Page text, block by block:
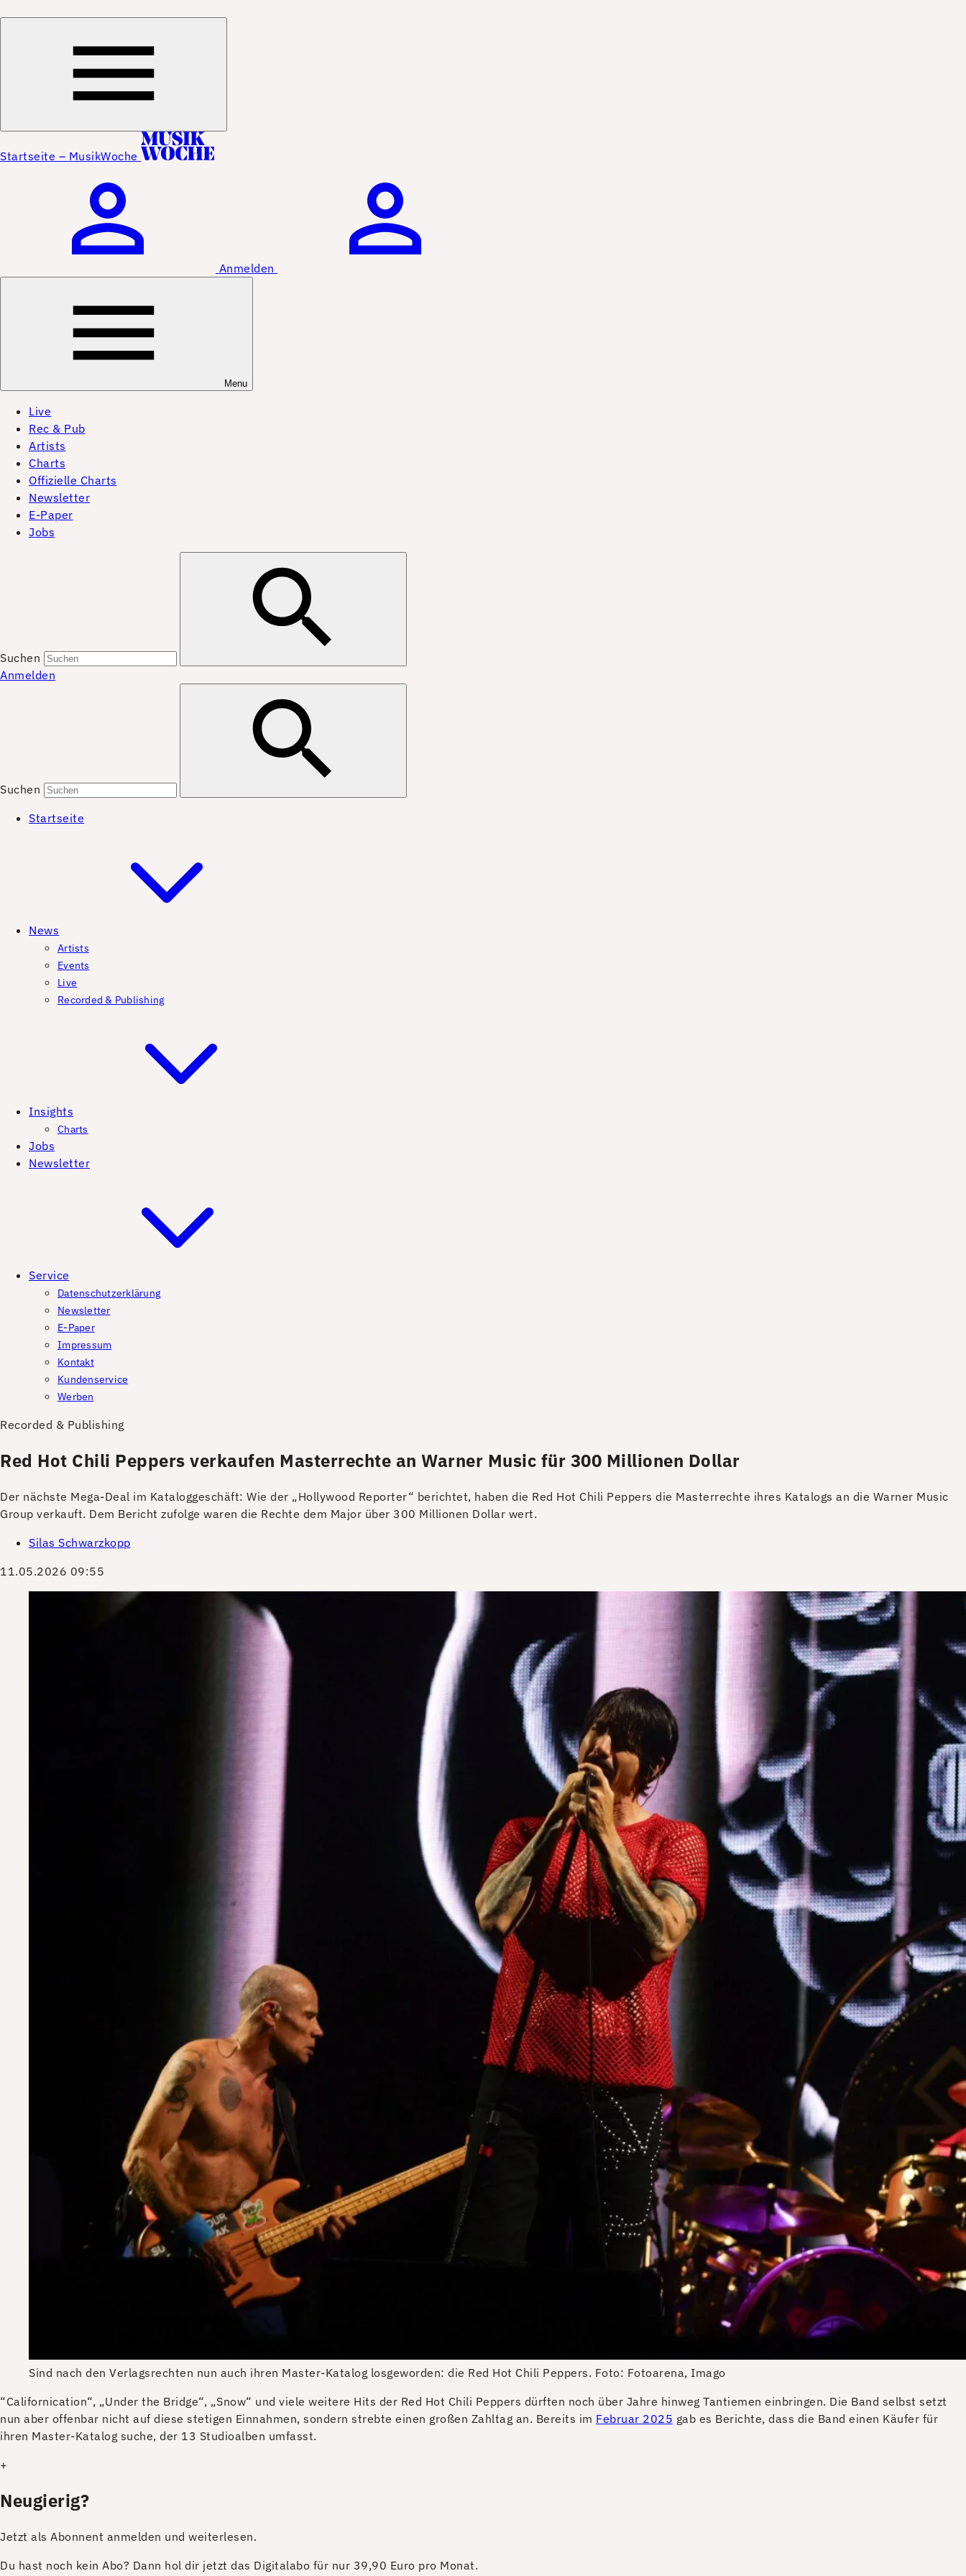
Startseite – MusikWoche
Anmelden
Menu
Live
Rec & Pub
Artists
Charts
Offizielle Charts
Newsletter
E-Paper
Jobs
Suchen
Anmelden
Suchen
Startseite
News
Artists
Events
Live
Recorded & Publishing
Insights
Charts
Jobs
Newsletter
Service
Datenschutzerklärung
Newsletter
E-Paper
Impressum
Kontakt
Kundenservice
Werben
Recorded & Publishing
Red Hot Chili Peppers verkaufen Masterrechte an Warner Music für 300 Millionen Dollar
Der nächste Mega-Deal im Kataloggeschäft: Wie der „Hollywood Reporter“ berichtet, haben die Red Hot Chili Peppers die Masterrechte ihres Katalogs an die Warner Music
Group verkauft. Dem Bericht zufolge waren die Rechte dem Major über 300 Millionen Dollar wert.
Silas Schwarzkopp
11.05.2026 09:55
Sind nach den Verlagsrechten nun auch ihren Master-Katalog losgeworden: die Red Hot Chili Peppers. Foto: Fotoarena, Imago
“Californication“, „Under the Bridge“, „Snow“ und viele weitere Hits der Red Hot Chili Peppers dürften noch über Jahre hinweg Tantiemen einbringen. Die Band selbst setzt
nun aber offenbar nicht auf diese stetigen Einnahmen, sondern strebte einen großen Zahltag an. Bereits im Februar 2025 gab es Berichte, dass die Band einen Käufer für
ihren Master-Katalog suche, der 13 Studioalben umfasst.
+
Neugierig?
Jetzt als Abonnent anmelden und weiterlesen.
Du hast noch kein Abo? Dann hol dir jetzt das Digitalabo für nur 39,90 Euro pro Monat.